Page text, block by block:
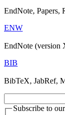
EndNote, Papers,
ENW
EndNote (version
BIB
BibTeX, JabRef,
Subscribe to